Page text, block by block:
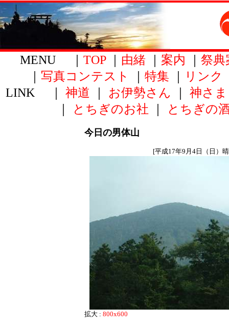
MENU ｜ TOP｜ 由緒 案内
祭典
写真コンテスト 特集 リンク
LINK ｜ 神道 お伊勢さん 神さま
とちぎのお社 とちぎの
今日の男体山
[平成17年9月4日（日）
拡大 : 800x600